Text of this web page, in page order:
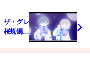
ザ・グレ
桜蝋燭、